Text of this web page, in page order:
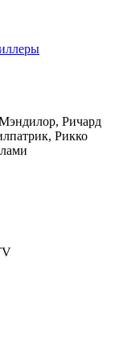
Ричард
Рикко